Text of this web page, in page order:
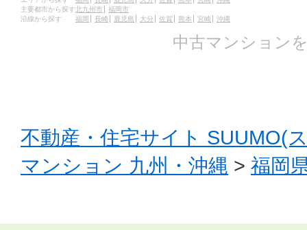
主要都市から探す北九州市
福岡市
沿線から探す
福岡 長崎 鹿児島 大分 佐賀 熊本 宮崎 沖縄
中古マンション
不動産・住宅サイト SUUMO(
マンション 九州・沖縄 > 福岡